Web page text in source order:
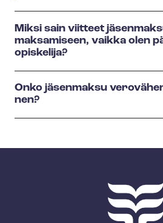
Miksi sain viitteet
maksamiseen, vaikka olen
opiskelija?
Onko jäsenmaksu
nen?